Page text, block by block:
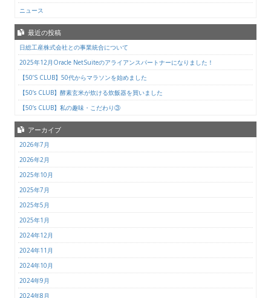
ニュース
最近の投稿
日総工産株式会社との事業統合について
2025年12月Oracle NetSuiteのアライアンスパートナーになりました！
【50’S CLUB】50代からマラソンを始めました
【50’s CLUB】酵素玄米が炊ける炊飯器を買いました
【50’s CLUB】私の趣味・こだわり③
アーカイブ
2026年7月
2026年2月
2025年10月
2025年7月
2025年5月
2025年1月
2024年12月
2024年11月
2024年10月
2024年9月
2024年8月